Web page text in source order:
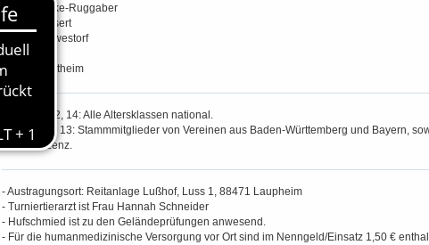
Iris Goedicke-Ruggaber
Helmut Gosert
Ludwig Pewestorf
Bruno Six
Holger Sontheim
Prfg. 2, 6-12, 14: Alle Altersklassen national.
Prfg. 1, 3-5, 13: Stammmitglieder von Vereinen aus Baden-Württemberg und Bayern,
mit Gastlizenz.
- Austragungsort: Reitanlage Lußhof, Luss 1, 88471 Laupheim
- Turniertierarzt ist Frau Hannah Schneider
- Hufschmied ist zu den Geländeprüfungen anwesend.
- Für die humanmedizinische Versorgung vor Ort sind im Nenngeld/Einsatz 1,50 €